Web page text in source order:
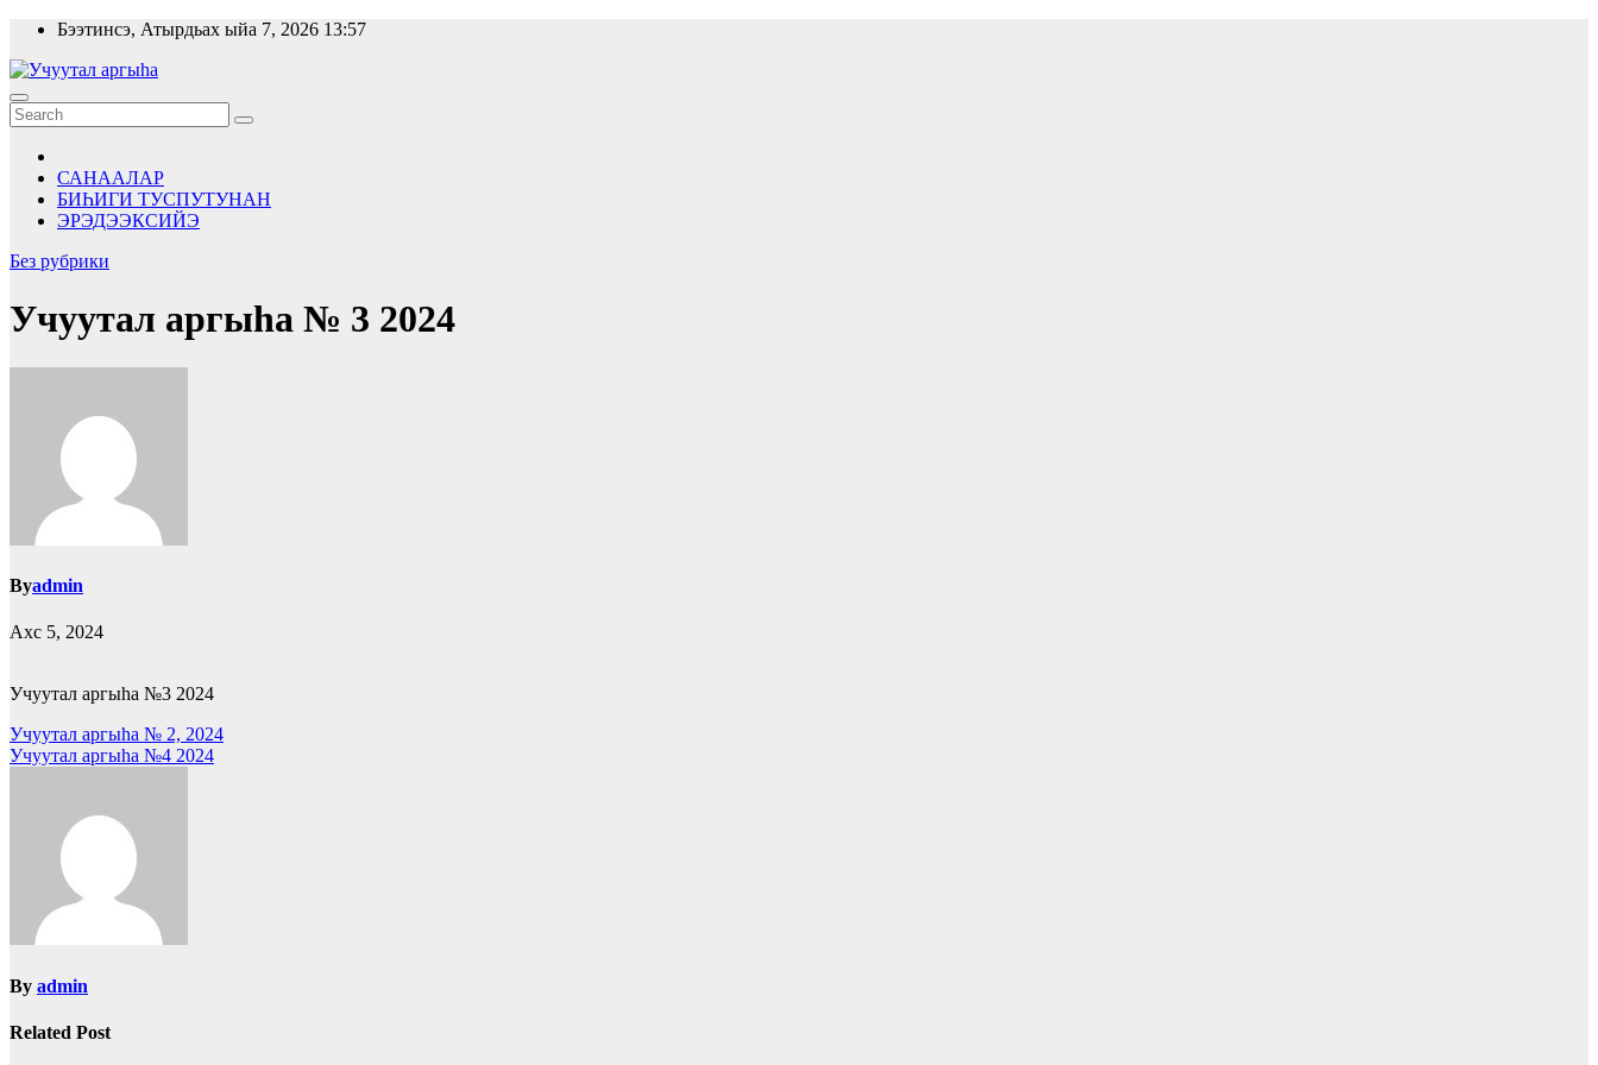
Skip
content
Бээтинсэ, Атырдьах ыйа 7, 2026 13:57
САНААЛАР
БИҺИГИ ТУСПУТУНАН
ЭРЭДЭЭКСИЙЭ
Без рубрики
Учуутал аргыһа № 3 2024
Byadmin
Ахс 5, 2024
Учуутал аргыhа №3 2024
Суруйуулары
көрүү
Учуутал аргыhа № 2, 2024
Учуутал аргыһа №4 2024
By admin
Related Post